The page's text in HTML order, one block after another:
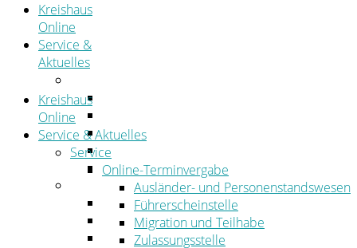
Kreishaus
Online
Service &
Aktuelles
Ansprechpersonen
Formulare
Öffnungszeiten
Aktuelles
Stellenangebote
Azubiportal
Pressemitteilungen
Kreishaus
Online
Service & Aktuelles
Service
Online-Terminvergabe
Ausländer- und Personenstandswesen
Führerscheinstelle
Migration und Teilhabe
Zulassungsstelle